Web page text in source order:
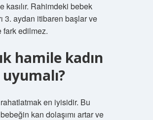
kasılır. Rahimdeki bebek
3. aydan itibaren başlar ve
edilmez.
hamile kadın
uyumalı?
en iyisidir. Bu
kan dolaşımı artar ve